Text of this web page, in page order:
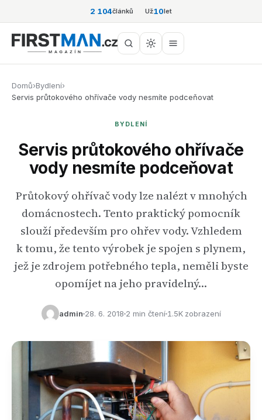
2 104článků Už10let
Domů›Bydlení›
Servis průtokového ohřívače vody nesmíte podceňovat
BYDLENÍ
Servis průtokového ohřívače
vody nesmíte podceňovat
Průtokový ohřívač vody lze nalézt v mnohých
domácnostech. Tento praktický pomocník
slouží především pro ohřev vody. Vzhledem
k tomu, že tento výrobek je spojen s plynem,
jež je zdrojem potřebného tepla, neměli byste
opomíjet na jeho pravidelný…
admin 28. 6. 2018 2 min čtení1.5K zobrazení